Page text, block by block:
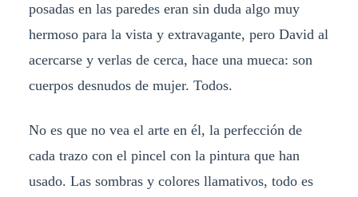
posadas en las paredes eran sin duda algo muy
hermoso para la vista y extravagante, pero David al
acercarse y verlas de cerca, hace una mueca: son
cuerpos desnudos de mujer. Todos.
No es que no vea el arte en él, la perfección de
cada trazo con el pincel con la pintura que han
usado. Las sombras y colores llamativos, todo es